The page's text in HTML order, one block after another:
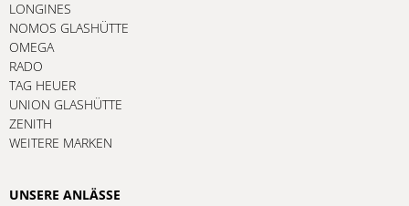
LONGINES
NOMOS GLASHÜTTE
OMEGA
RADO
TAG HEUER
UNION GLASHÜTTE
ZENITH
WEITERE MARKEN
UNSERE ANLÄSSE